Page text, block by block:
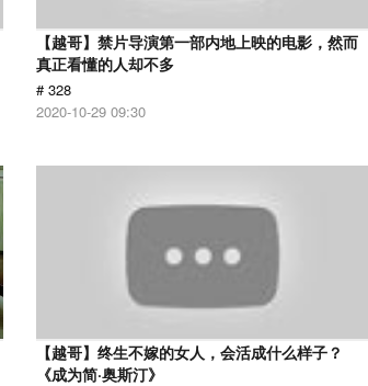
【越哥】禁片导演第一部内地上映的电影，然而
真正看懂的人却不多
# 328
2020-10-29 09:30
【越哥】终生不嫁的女人，会活成什么样子？
《成为简·奥斯汀》